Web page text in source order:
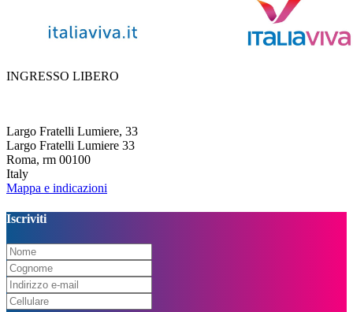
INGRESSO LIBERO
Largo Fratelli Lumiere, 33
Largo Fratelli Lumiere 33
Roma, rm 00100
Italy
Mappa e indicazioni
Iscriviti